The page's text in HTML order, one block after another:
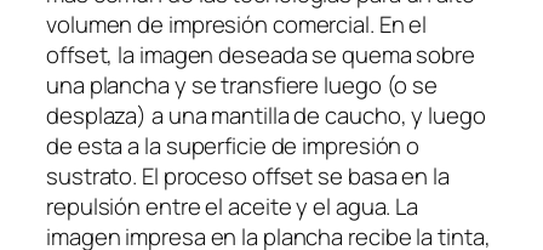
volumen de impresión comercial. En el
offset, la imagen deseada se quema sobre
una plancha y se transfiere luego (o se
desplaza) a una mantilla de caucho, y luego
de esta a la superficie de impresión o
sustrato. El proceso offset se basa en la
repulsión entre el aceite y el agua. La
imagen impresa en la plancha recibe la tinta,